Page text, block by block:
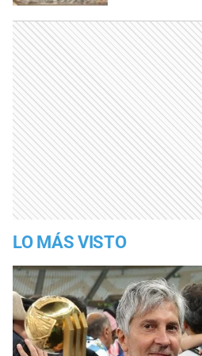
LO MÁS VISTO